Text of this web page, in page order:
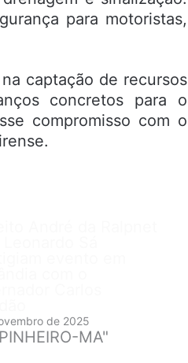
para motoristas,
captação de recursos
concretos para o
compromisso com o
de 2025
MA"